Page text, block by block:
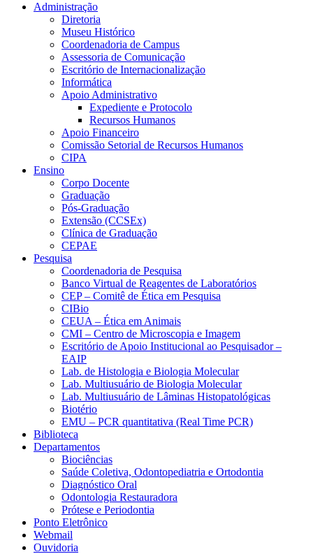
Administração
Diretoria
Museu Histórico
Coordenadoria de Campus
Assessoria de Comunicação
Escritório de Internacionalização
Informática
Apoio Administrativo
Expediente e Protocolo
Recursos Humanos
Apoio Financeiro
Comissão Setorial de Recursos Humanos
CIPA
Ensino
Corpo Docente
Graduação
Pós-Graduação
Extensão (CCSEx)
Clínica de Graduação
CEPAE
Pesquisa
Coordenadoria de Pesquisa
Banco Virtual de Reagentes de Laboratórios
CEP – Comitê de Ética em Pesquisa
CIBio
CEUA – Ética em Animais
CMI – Centro de Microscopia e Imagem
Escritório de Apoio Institucional ao Pesquisador –
EAIP
Lab. de Histologia e Biologia Molecular
Lab. Multiusuário de Biologia Molecular
Lab. Multiusuário de Lâminas Histopatológicas
Biotério
EMU – PCR quantitativa (Real Time PCR)
Biblioteca
Departamentos
Biociências
Saúde Coletiva, Odontopediatria e Ortodontia
Diagnóstico Oral
Odontologia Restauradora
Prótese e Periodontia
Ponto Eletrônico
Webmail
Ouvidoria